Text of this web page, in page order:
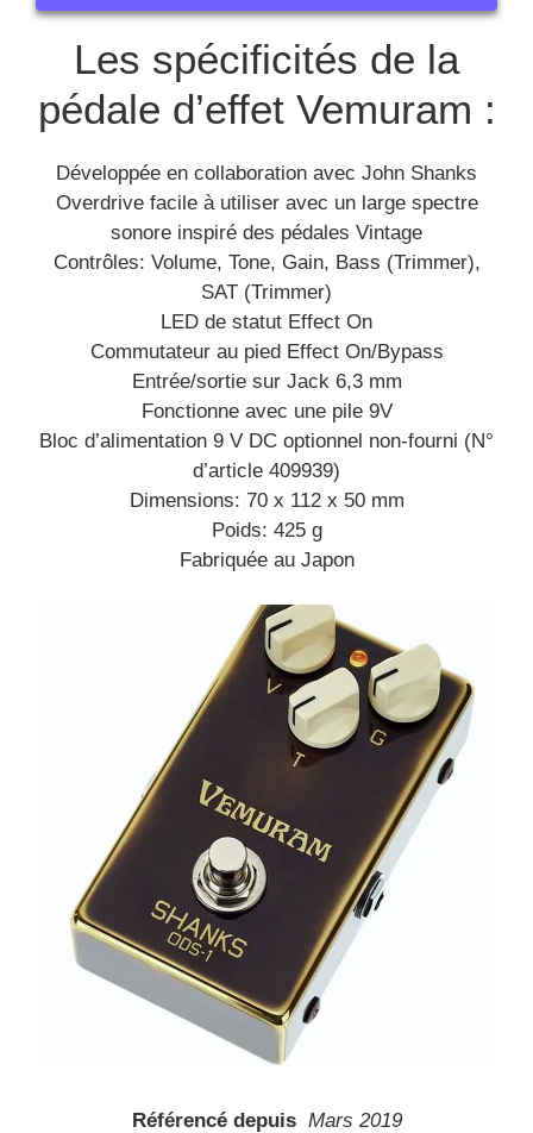
Les spécificités de la
pédale d’effet Vemuram :
Développée en collaboration avec John Shanks
Overdrive facile à utiliser avec un large spectre
sonore inspiré des pédales Vintage
Contrôles: Volume, Tone, Gain, Bass (Trimmer),
SAT (Trimmer)
LED de statut Effect On
Commutateur au pied Effect On/Bypass
Entrée/sortie sur Jack 6,3 mm
Fonctionne avec une pile 9V
Bloc d’alimentation 9 V DC optionnel non-fourni (N°
d’article 409939)
Dimensions: 70 x 112 x 50 mm
Poids: 425 g
Fabriquée au Japon
Référencé depuis Mars 2019